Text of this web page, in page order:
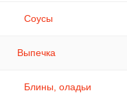
Соусы
Выпечка
Блины, оладьи